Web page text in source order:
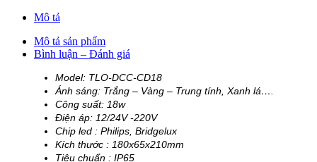
Mô tả
Mô tả sản phẩm
Bình luận – Đánh giá
Model: TLO-DCC-CD18
Ánh sáng: Trắng – Vàng – Trung tính, Xanh lá….
Công suất: 18w
Điện áp: 12/24V -220V
Chip led : Philips, Bridgelux
Kích thước : 180x65x210mm
Tiêu chuẩn : IP65